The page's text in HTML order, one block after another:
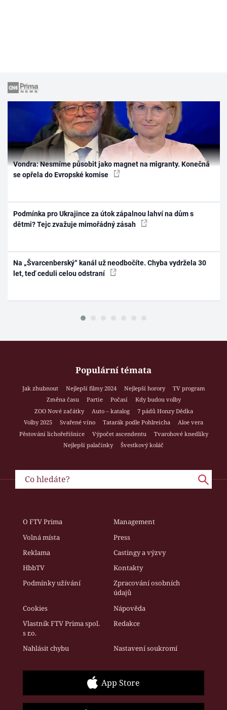
Vondra: Nesmíme působit jako magnet na migranty. Konečná
se opřela do Evropské komise
Podmínka pro Ukrajince za útok zápalnou lahví na dům s
dětmi? Tejc zvažuje mimořádný zásah
Na „Švarcenberský“ kanál už neodbočíte. Chyba vydržela 30
let, teď ceduli celou odstraní
Populární témata
Jak zhubnout Nejlepší filmy 2024 Nejlepší horory
TV program
Změna času
Partie Počasí
Kdy budou volby
ZOO Nové začátky
Auto – katalog
7 pádů Honzy Dědka
Volby 2025
Svařené víno Tatarák podle Pohlreicha
Aloe vera
Pěstování lichořeřišnice
Výpočet ascendentu
Tvarohové knedlíky
Nejlepší palačinky
Švestkový koláč
O FTV Prima
Management
Volná místa
Press
Reklama
Castingy a výzvy
HbbTV
Kontakty
Podmínky užívání
Zpracování osobních
údajů
Cookies
Nápověda
Vlastník FTV Prima spol.
s r.o.
Redakce
Nahlásit chybu Nastavení soukromí
App Store